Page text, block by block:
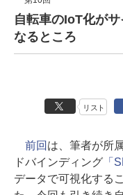
自転車のIoT化が
なるところ
リスト
前回 は、筆者が所
ドバインディング「
データで可視化する